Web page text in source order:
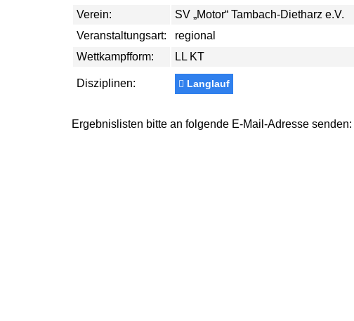
Verein:
SV „Motor“ Tambach-Dietharz e.V.
Veranstaltungsart:
regional
Wettkampfform:
LL KT
Disziplinen: Langlauf
Ergebnislisten bitte an folgende E-Mail-Adresse senden: